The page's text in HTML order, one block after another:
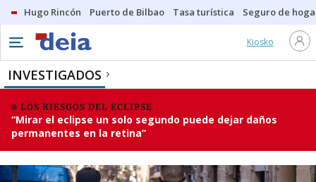
Hugo Rincón Puerto de Bilbao Tasa turística Seguro de
Kiosko
INVESTIGADOS
LOS RIESGOS DEL ECLIPSE
“Mirar el eclipse un solo segundo puede dejar daños
permanentes en la retina”